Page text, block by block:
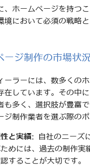
、ホームページを持つ
境において必須の戦略
ージ制作の市場状
ーラーには、数多くの
在しています。その中
も多く、選択肢が豊富で
ジ制作業者を選ぶ際のポ
と実績: 自社のニーズ
めには、過去の制作実
することが大切です。